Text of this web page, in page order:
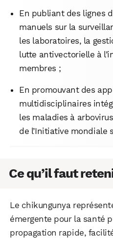
En publiant des lignes
manuels sur la
les laboratoires, la
lutte antivectorielle à
membres ;
En promouvant des
multidisciplinaires
les maladies à
de l’Initiative mondiale
Ce qu’il faut
Le chikungunya
émergente pour la santé
propagation rapide,